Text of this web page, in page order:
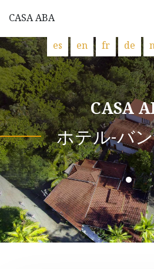
CASA ABA
es en fr de
CASA
ホテル-バ